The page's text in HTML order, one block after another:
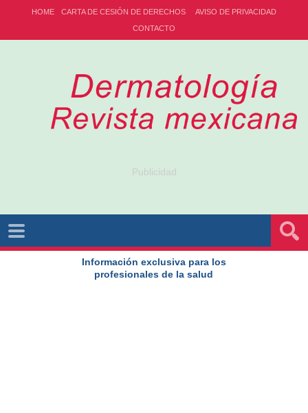
HOME CARTA DE CESIÓN DE DERECHOS
AVISO DE PRIVACIDAD
CONTACTO
Publicidad
Información exclusiva para los
profesionales de la salud